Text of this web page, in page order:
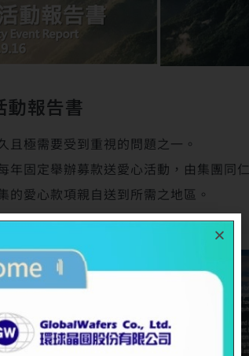
動報告書
極需要受到重視的問題之一。
年固定舉辦募款送愛心活動，由集團同仁
的愛心款項親自送到所需之地區。